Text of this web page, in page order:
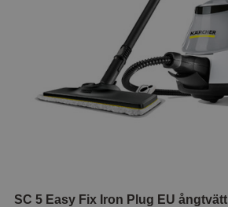
SC 5 Easy Fix Iron Plug EU ångtvätt